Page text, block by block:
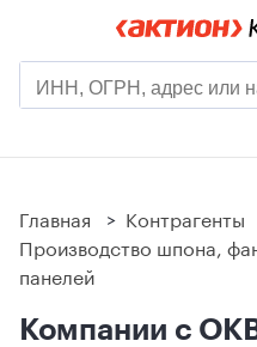
Главная > Контрагенты
Производство шпона,
панелей
Компании с